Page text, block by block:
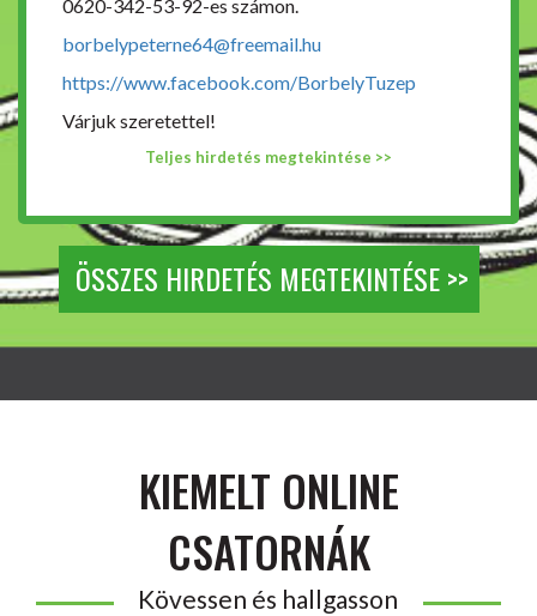
0620-342-53-92-es számon.
borbelypeterne64@freemail.hu
https://www.facebook.com/BorbelyTuzep
Várjuk szeretettel!
Teljes hirdetés megtekintése >>
ÖSSZES HIRDETÉS MEGTEKINTÉSE >>
KIEMELT ONLINE
CSATORNÁK
Kövessen és hallgasson